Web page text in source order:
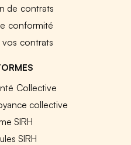
de contrats
conformité
vos contrats
Collective
collective
SIRH
SIRH